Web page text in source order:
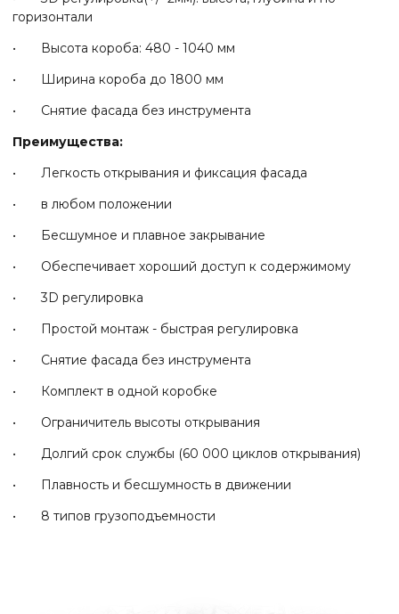
горизонтали
• Высота короба: 480 - 1040 мм
• Ширина короба до 1800 мм
• Снятие фасада без инструмента
Преимущества:
• Легкость открывания и фиксация фасада
• в любом положении
• Бесшумное и плавное закрывание
• Обеспечивает хороший доступ к содержимому
• 3D регулировка
• Простой монтаж - быстрая регулировка
• Снятие фасада без инструмента
• Комплект в одной коробке
• Ограничитель высоты открывания
• Долгий срок службы (60 000 циклов открывания)
• Плавность и бесшумность в движении
• 8 типов грузоподъемности